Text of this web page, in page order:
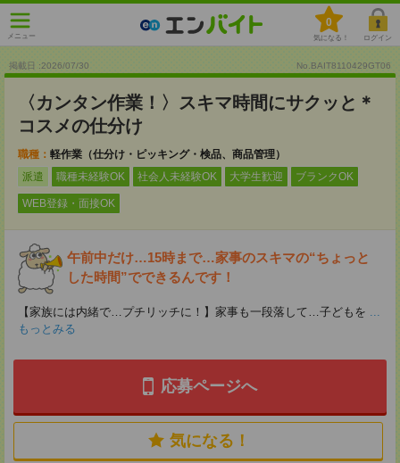
メニュー
0
気になる！ ログイン
掲載日 :2026/07/30 No.BAIT8110429GT06
〈カンタン作業！〉スキマ時間にサクッと＊
コスメの仕分け
職種： 軽作業（仕分け・ピッキング・検品、商品管理）
派遣
職種未経験OK 社会人未経験OK 大学生歓迎 ブランクOK
WEB登録・面接OK
午前中だけ…15時まで…家事のスキマの“ちょっと
した時間”でできるんです！
【家族には内緒で…プチリッチに！】家事も一段落して…子どもを ...
もっとみる
応募ページへ
気になる！